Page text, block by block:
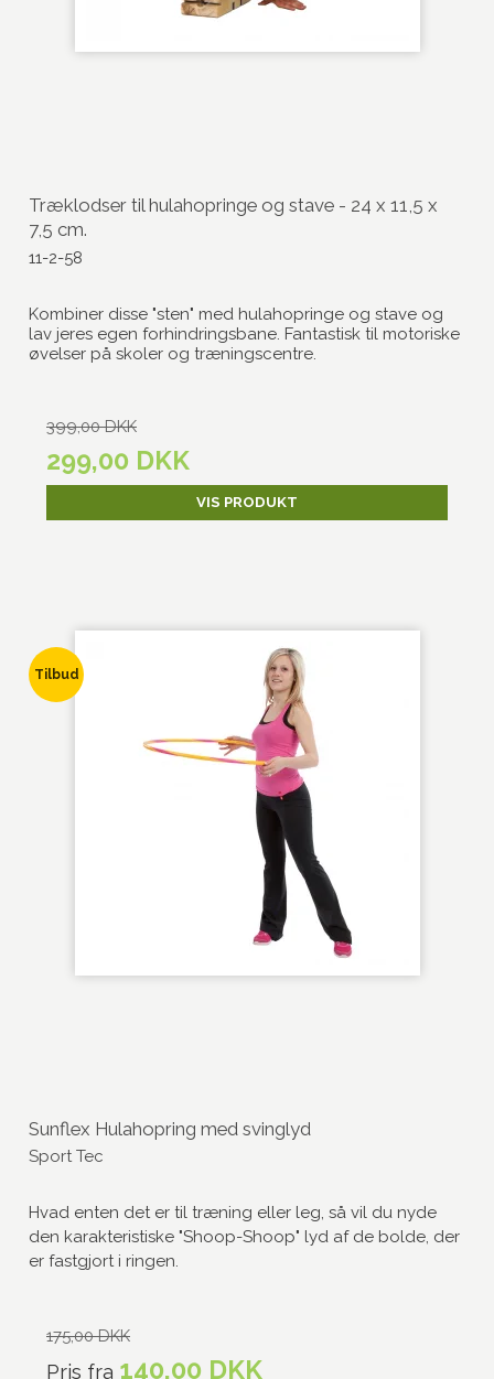
Træklodser til hulahopringe og stave - 24 x 11,5 x
7,5 cm.
11-2-58
Kombiner disse "sten" med hulahopringe og stave og
lav jeres egen forhindringsbane. Fantastisk til motoriske
øvelser på skoler og træningscentre.
399,00 DKK
299,00 DKK
VIS PRODUKT
Tilbud
Sunflex Hulahopring med svinglyd
Sport Tec
Hvad enten det er til træning eller leg, så vil du nyde
den karakteristiske "Shoop-Shoop" lyd af de bolde, der
er fastgjort i ringen.
175,00 DKK
Pris fra 140,00 DKK